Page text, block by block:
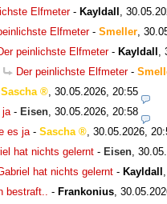
Elfmeter- Kayldall
Elfmeter- Smeller
peinlichste Elfmeter- Kayldall
Der peinlichste Elfmeter-
Sascha
30.05.2026, 20:55
ja - Eisen 30.05.2026, 20:58
es ja - Sascha
30.05.2026,
hat nichts gelernt - Eisen
hat nichts gelernt - Kayldall
bestraft..
- Frankonius